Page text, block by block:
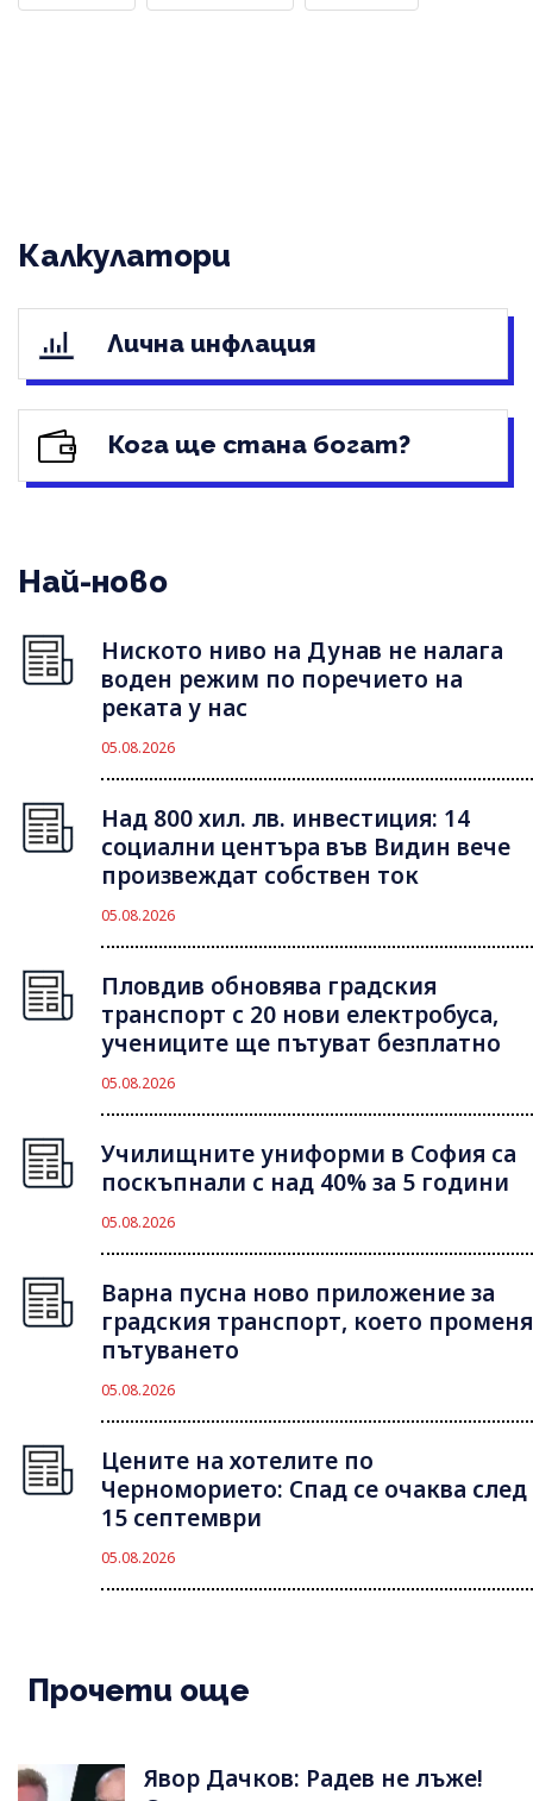
Калкулатори
Лична инфлация
Кога ще стана богат?
Най-ново
Ниското ниво на Дунав не налага
воден режим по поречието на
реката у нас
05.08.2026
Над 800 хил. лв. инвестиция: 14
социални центъра във Видин вече
произвеждат собствен ток
05.08.2026
Пловдив обновява градския
транспорт с 20 нови електробуса,
учениците ще пътуват безплатно
05.08.2026
Училищните униформи в София са
поскъпнали с над 40% за 5 години
05.08.2026
Варна пусна ново приложение за
градския транспорт, което променя
пътуването
05.08.2026
Цените на хотелите по
Черноморието: Спад се очаква след
15 септември
05.08.2026
Прочети още
Явор Дачков: Радев не лъже!